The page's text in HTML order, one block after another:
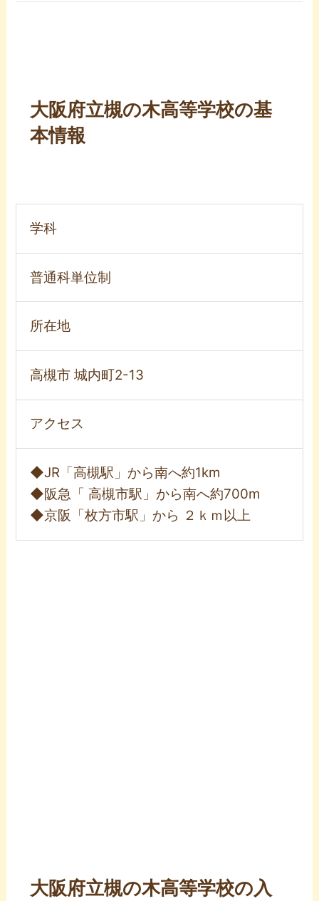
大阪府立槻の木高等学校の基
本情報
学科
普通科単位制
所在地
高槻市 城内町2-13
アクセス
◆JR「高槻駅」から南へ約1km
◆阪急「 高槻市駅」から南へ約700m
◆京阪「枚方市駅」から ２ｋｍ以上
大阪府立槻の木高等学校の入